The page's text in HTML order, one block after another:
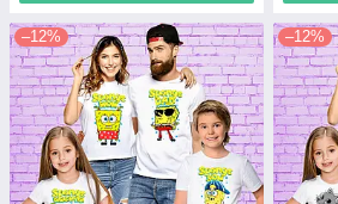
–12% –12%